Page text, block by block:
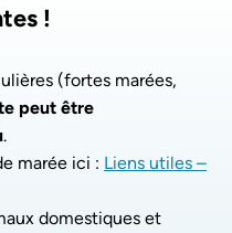
!
(fortes marées,
peut être
.
marée ici : Liens utiles –
domestiques et